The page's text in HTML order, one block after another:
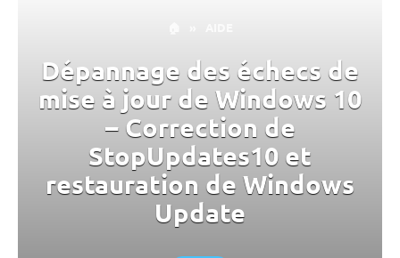
Dépannage des échecs de
mise à jour de Windows 10
– Correction de
StopUpdates10 et
restauration de Windows
Update